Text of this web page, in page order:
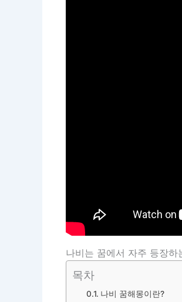
나비는 꿈에서 자주 등장
목차
나비 꿈해몽이란?